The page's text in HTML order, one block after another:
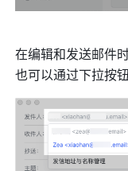
在编辑和发送邮件
也可以通过下拉按